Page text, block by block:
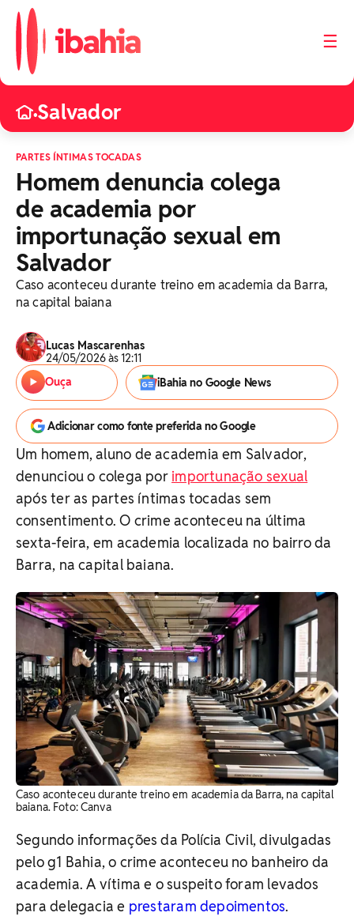
☰
•Salvador
PARTES ÍNTIMAS TOCADAS
Homem denuncia colega
de academia por
importunação sexual em
Salvador
Caso aconteceu durante treino em academia da Barra,
na capital baiana
Lucas Mascarenhas
24/05/2026 às 12:11
Ouça
iBahia no Google News
Adicionar como fonte preferida no Google
Um homem, aluno de academia em Salvador,
denunciou o colega por importunação sexual
após ter as partes íntimas tocadas sem
consentimento. O crime aconteceu na última
sexta-feira, em academia localizada no bairro da
Barra, na capital baiana.
Caso aconteceu durante treino em academia da Barra, na capital
baiana. Foto: Canva
Segundo informações da Polícia Civil, divulgadas
pelo g1 Bahia, o crime aconteceu no banheiro da
academia. A vítima e o suspeito foram levados
para delegacia e prestaram depoimentos.